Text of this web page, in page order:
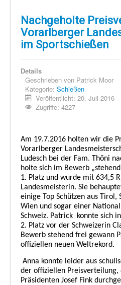
Nachgeholte
Vorarlberger
im Sportschießen
Details
Geschrieben von Patrick Moor
Kategorie: Schießen
Veröffentlicht: 20. Juli 2016
Zugriffe: 4227
Am 19.7.2016 holten wir die
Vorarlberger
Ludesch bei der Fam. Thöni
holte sich im Bewerb
1. Platz und wurde mit 634,5
Landesmeisterin. Sie
einige Top Schützen aus
Wien und sogar einer
Schweiz. Patrick konnte sich
2. Platz vor der Schweizerin
Bewerb stehend frei gewann
offiziellen neuen Weltrekord.
Anna konnte leider aus
der offiziellen Preisverteilung,
Präsidenten Josef Fink